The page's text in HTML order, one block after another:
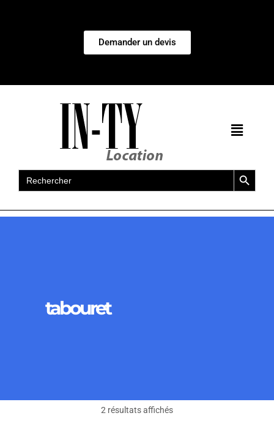
Demander un devis
Search
for:
Search Button
tabouret
2 résultats affichés